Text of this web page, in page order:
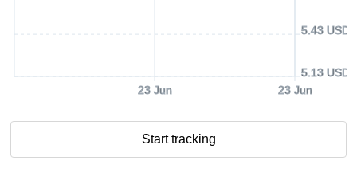
23 Jun 23 Jun
5.13 USD
5.43 USD
Start tracking